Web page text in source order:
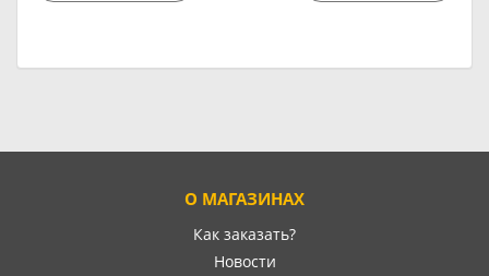
О МАГАЗИНАХ
Как заказать?
Новости